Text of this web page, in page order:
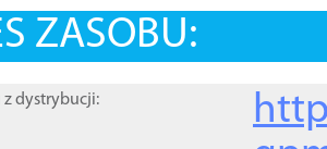
ZASOBU:
z dystrybucji: